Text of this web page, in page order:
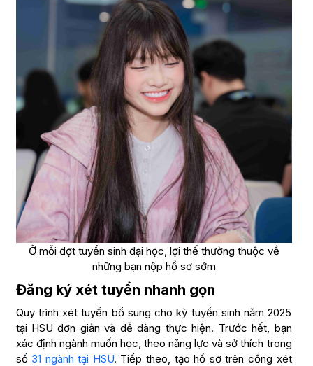
Ở mỗi đợt tuyển sinh đại học, lợi thế thường thuộc về
những bạn nộp hồ sơ sớm
Đăng ký xét tuyển nhanh gọn
Quy trình xét tuyển bổ sung cho kỳ tuyển sinh năm 2025
tại HSU đơn giản và dễ dàng thực hiện. Trước hết, bạn
xác định ngành muốn học, theo năng lực và sở thích trong
số31 ngành tại HSU. Tiếp theo, tạo hồ sơ trên cổng xét